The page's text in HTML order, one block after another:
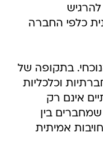
כלפי החברה
בתקופה של
וכלכליות
אינם רק
בין
אמיתית